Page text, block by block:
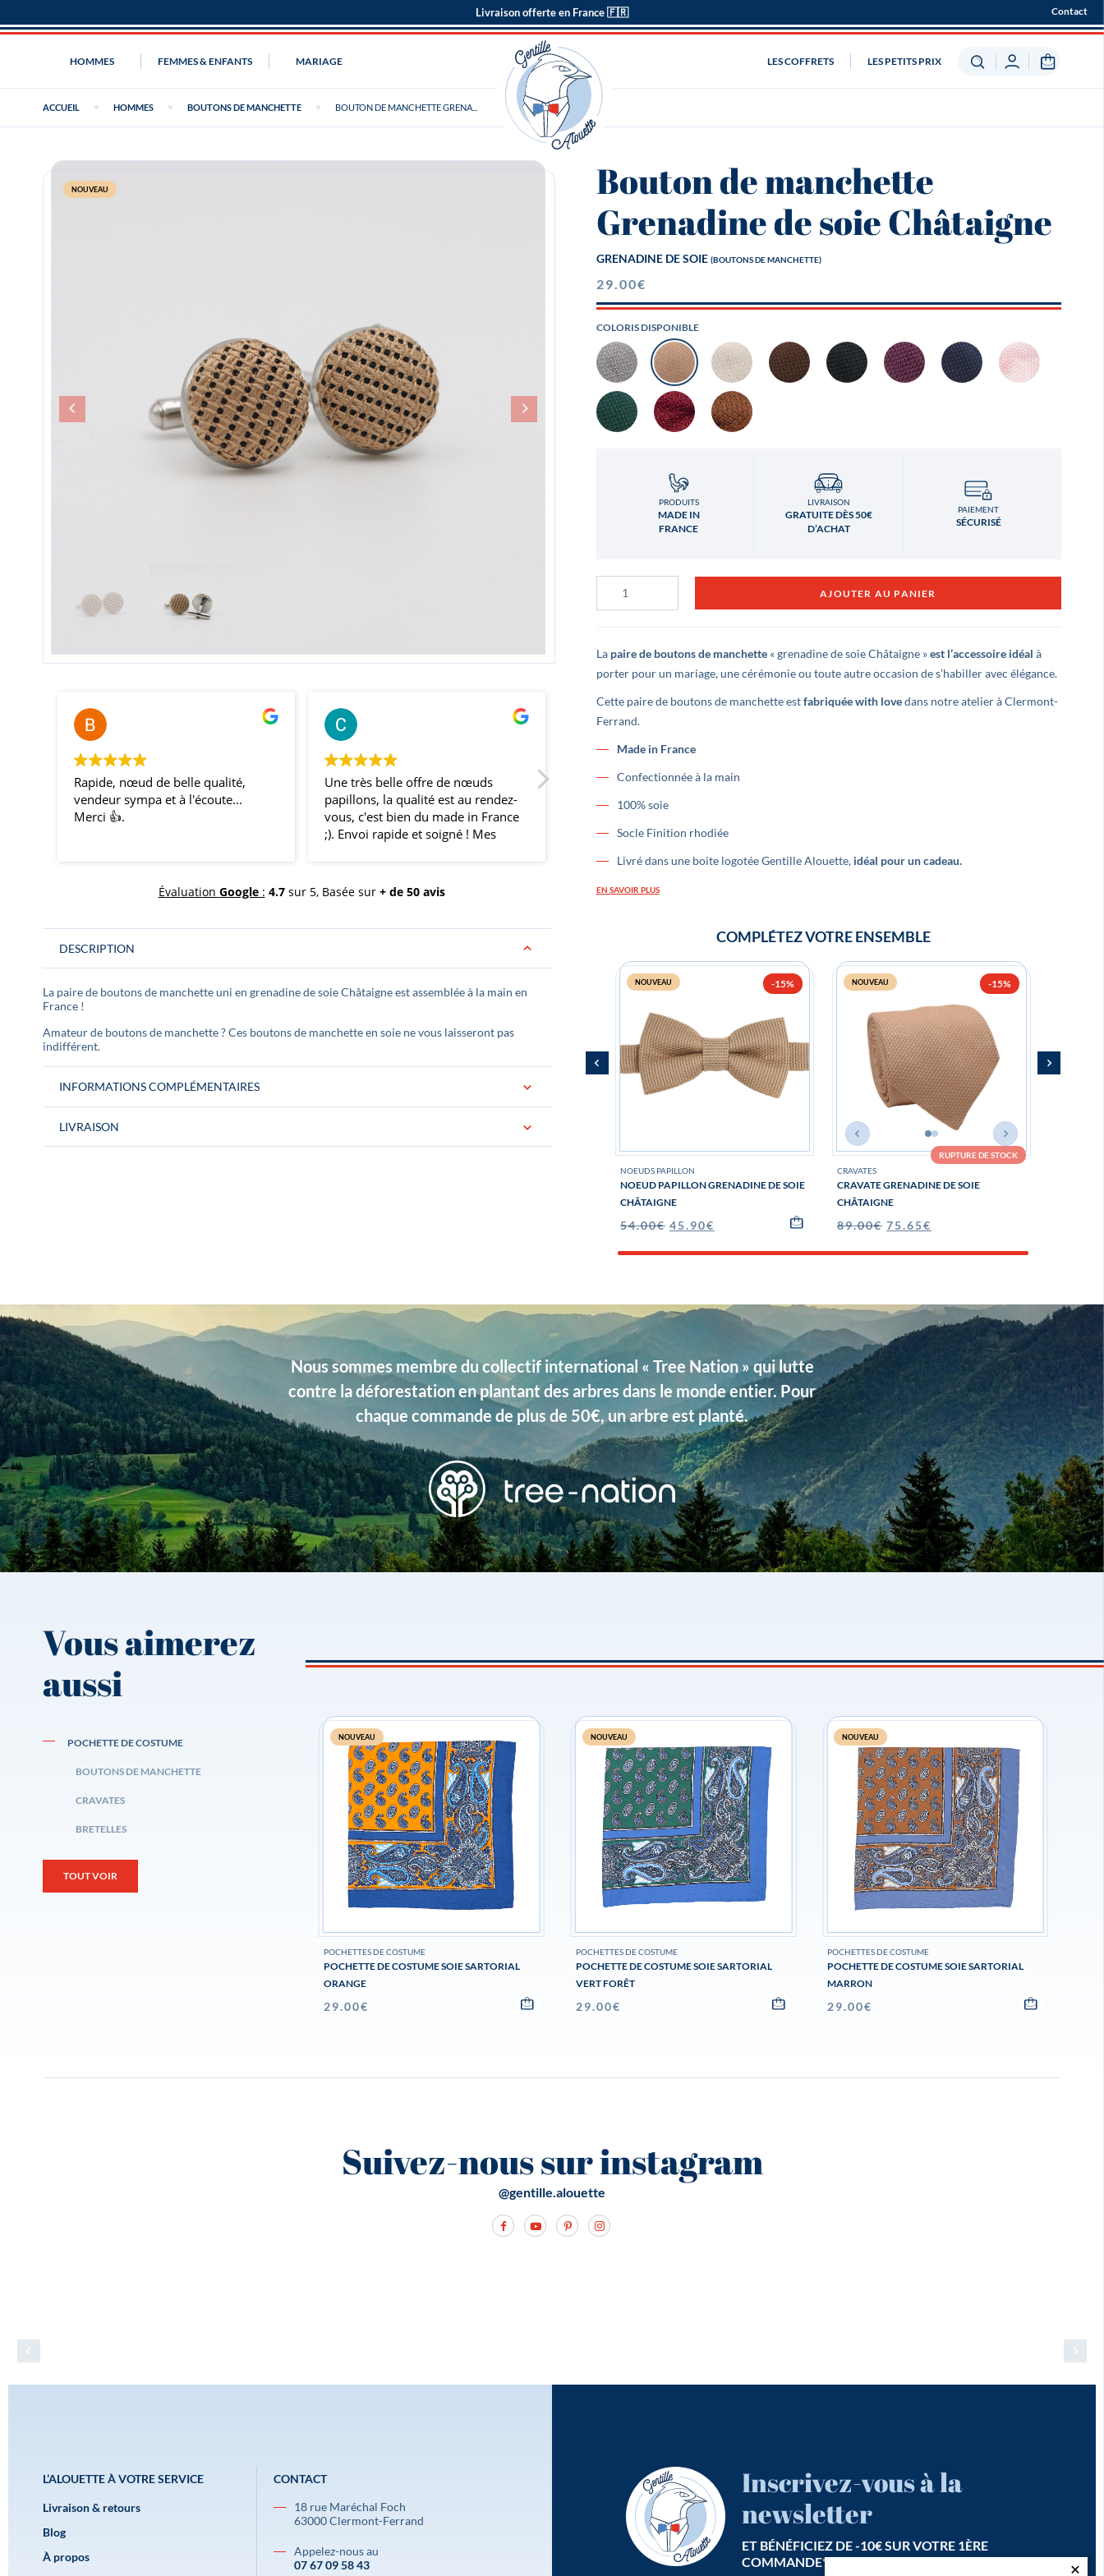
Livraison offerte en France 🇫🇷 Contact
HOMMES FEMMES & ENFANTS MARIAGE LES COFFRETS LES PETITS PRIX
ACCUEIL HOMMES BOUTONS DE MANCHETTE BOUTON DE MANCHETTE GRENA...
NOUVEAU
Bernard Thery
Rapide, nœud de belle qualité,
vendeur sympa et à l'écoute...
Merci 👍.
Clément Lê
Une très belle offre de nœuds
papillons, la qualité est au rendez-
vous, c'est bien du made in France
;). Envoi rapide et soigné ! Mes
impression avec nos nœuds
Super noeud papillon et trés belle
Évaluation Google: 4.7sur 5, Basée sur + de 50 avis
Bouton de manchette
Grenadine de soie Châtaigne
GRENADINE DE SOIE (BOUTONS DE MANCHETTE)
29.00€
COLORIS DISPONIBLE
PRODUITS
MADE IN
FRANCE
LIVRAISON
GRATUITE DÈS 50€
D’ACHAT
PAIEMENT
SÉCURISÉ
Bouton
Grenadine
soie
AJOUTER AU PANIER
La paire de boutons de manchette« grenadine de soie Châtaigne »est l’accessoire idéal à
porter pour un mariage, une cérémonie ou toute autre occasion de s’habiller avec élégance.
Cette paire de boutons de manchette estfabriquée with lovedans notre atelier à Clermont-
Ferrand.
Made in France
Confectionnée à la main
100% soie
Socle Finition rhodiée
Livré dans une boite logotée Gentille Alouette, idéal pour un cadeau.
EN SAVOIR PLUS
DESCRIPTION
La paire de boutons de manchette uni en grenadine de soie Châtaigne est assemblée à la main en
France !
Amateur de boutons de manchette ? Ces boutons de manchette en soie ne vous laisseront pas
indifférent.
INFORMATIONS COMPLÉMENTAIRES
LIVRAISON
COMPLÉTEZ VOTRE ENSEMBLE
NOUVEAU -15%
NOEUDS PAPILLON
NOEUD PAPILLON GRENADINE DE SOIE
CHÂTAIGNE
54.00€ 45.90€
NOUVEAU -15%
CRAVATES
RUPTURE DE STOCK
CRAVATE GRENADINE DE SOIE
CHÂTAIGNE
89.00€ 75.65€
Nous sommes membre du collectif international « Tree Nation » qui lutte
contre la déforestation en plantant des arbres dans le monde entier. Pour
chaque commande de plus de 50€, un arbre est planté.
Vous aimerez
aussi
POCHETTE DE COSTUME
BOUTONS DE MANCHETTE
CRAVATES
BRETELLES
TOUT VOIR
NOUVEAU
POCHETTES DE COSTUME
POCHETTE DE COSTUME SOIE SARTORIAL
ORANGE
29.00€
NOUVEAU
POCHETTES DE COSTUME
POCHETTE DE COSTUME SOIE SARTORIAL
VERT FORÊT
29.00€
NOUVEAU
POCHETTES DE COSTUME
POCHETTE DE COSTUME SOIE SARTORIAL
MARRON
29.00€
Suivez-nous sur instagram
@gentille.alouette
L’ALOUETTE À VOTRE SERVICE
Livraison & retours
Blog
À propos
CONTACT
18 rue Maréchal Foch
63000 Clermont-Ferrand
Appelez-nous au
07 67 09 58 43
Inscrivez-vous à la
newsletter
ET BÉNÉFICIEZ DE -10€ SUR VOTRE 1ÈRE
COMMANDE*